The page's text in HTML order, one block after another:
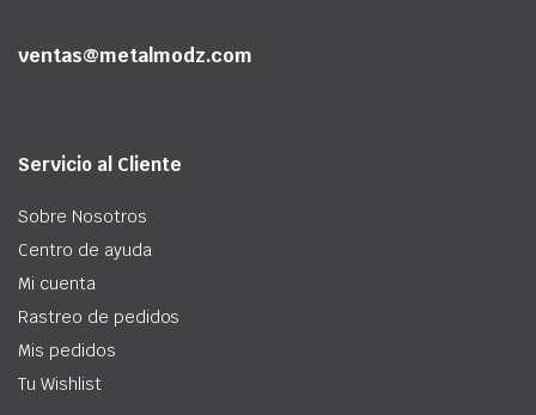
ventas@metalmodz.com
Servicio al Cliente
Sobre Nosotros
Centro de ayuda
Mi cuenta
Rastreo de pedidos
Mis pedidos
Tu Wishlist